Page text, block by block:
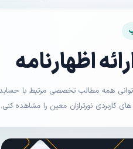
اظهارنامه
همه مطالب تخصصی مرتبط با
کاربردی نورترازان معین را مشاهده کنی.